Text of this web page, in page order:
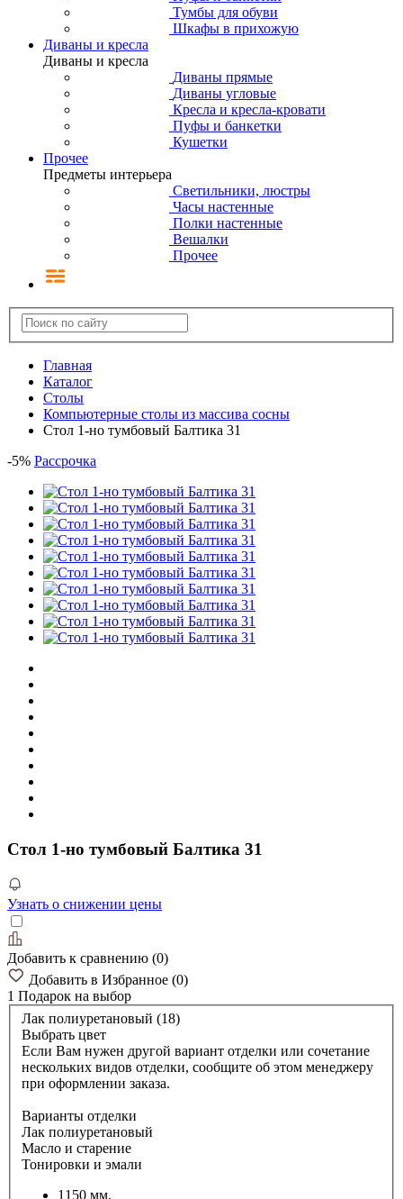
Тумбы для обуви
Шкафы в прихожую
Диваны и кресла
Диваны и кресла
Диваны прямые
Диваны угловые
Кресла и кресла-кровати
Пуфы и банкетки
Кушетки
Прочее
Предметы интерьера
Светильники, люстры
Часы настенные
Полки настенные
Вешалки
Прочее
Главная
Каталог
Столы
Компьютерные столы из массива сосны
Стол 1-но тумбовый Балтика 31
-5% Рассрочка
Стол 1-но тумбовый Балтика 31
Узнать о снижении цены
Добавить к сравнению (0)
Добавить в Избранное (0)
1 Подарок на выбор
Лак полиуретановый (18)
Выбрать цвет
Если Вам нужен другой вариант отделки или сочетание
нескольких видов отделки, сообщите об этом менеджеру
при оформлении заказа.
Варианты отделки
Лак полиуретановый
Масло и старение
Тонировки и эмали
1150 мм.